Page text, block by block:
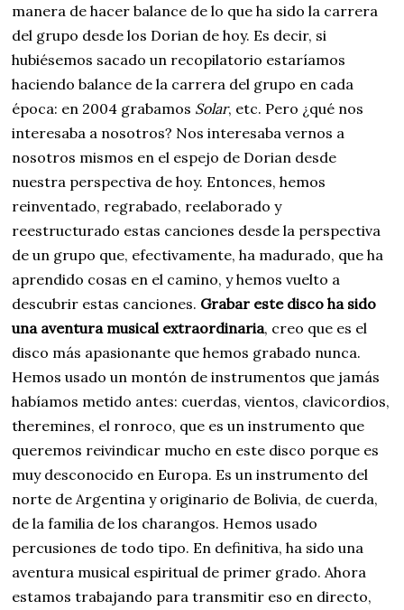
manera de hacer balance de lo que ha sido la carrera
del grupo desde los Dorian de hoy. Es decir, si
hubiésemos sacado un recopilatorio estaríamos
haciendo balance de la carrera del grupo en cada
época: en 2004 grabamos Solar, etc. Pero ¿qué nos
interesaba a nosotros? Nos interesaba vernos a
nosotros mismos en el espejo de Dorian desde
nuestra perspectiva de hoy. Entonces, hemos
reinventado, regrabado, reelaborado y
reestructurado estas canciones desde la perspectiva
de un grupo que, efectivamente, ha madurado, que ha
aprendido cosas en el camino, y hemos vuelto a
descubrir estas canciones. Grabar este disco ha sido
una aventura musical extraordinaria, creo que es el
disco más apasionante que hemos grabado nunca.
Hemos usado un montón de instrumentos que jamás
habíamos metido antes: cuerdas, vientos, clavicordios,
theremines, el ronroco, que es un instrumento que
queremos reivindicar mucho en este disco porque es
muy desconocido en Europa. Es un instrumento del
norte de Argentina y originario de Bolivia, de cuerda,
de la familia de los charangos. Hemos usado
percusiones de todo tipo. En definitiva, ha sido una
aventura musical espiritual de primer grado. Ahora
estamos trabajando para transmitir eso en directo,